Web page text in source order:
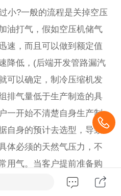
?一般的流程是关掉空压
油打气，假如空压机储气
速，而且可以做到额定值
降低，(后端开发管路漏汽
可以确定，制冷压缩机发
排气量低于生产制造的具
一开始不清楚自身生产制
自身的预计去选型，导致
体必须的天然气压力，不
用气。当客户提前准备购
端所必须的工作中压力，再